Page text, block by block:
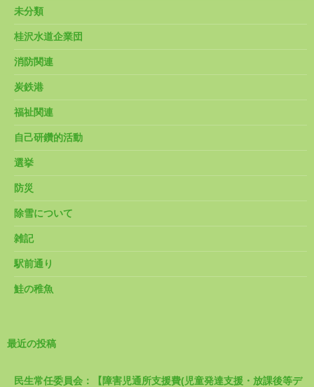
未分類
桂沢水道企業団
消防関連
炭鉄港
福祉関連
自己研鑽的活動
選挙
防災
除雪について
雑記
駅前通り
鮭の稚魚
最近の投稿
民生常任委員会：【障害児通所支援費(児童発達支援・放課後等デ